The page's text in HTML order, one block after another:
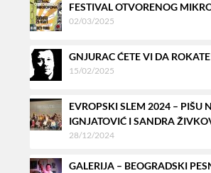
FESTIVAL OTVORENOG
02/03/2025
GNJURAC ĆETE VI DA
15/02/2025
EVROPSKI SLEM 2024 – PIŠU
IGNJATOVIĆ I SANDRA
28/12/2024
GALERIJA – BEOGRADSKI